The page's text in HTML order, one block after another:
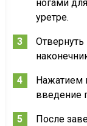
ногами
уретре.
Отвернуть
Нажатием
введение
После